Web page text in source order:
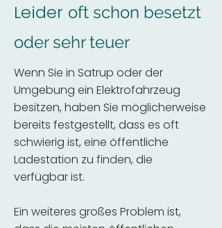
Leider oft schon besetzt
oder sehr teuer
Wenn Sie in Satrup oder der
Umgebung ein Elektrofahrzeug
besitzen, haben Sie möglicherweise
bereits festgestellt, dass es oft
schwierig ist, eine öffentliche
Ladestation zu finden, die
verfügbar ist.
Ein weiteres großes Problem ist,